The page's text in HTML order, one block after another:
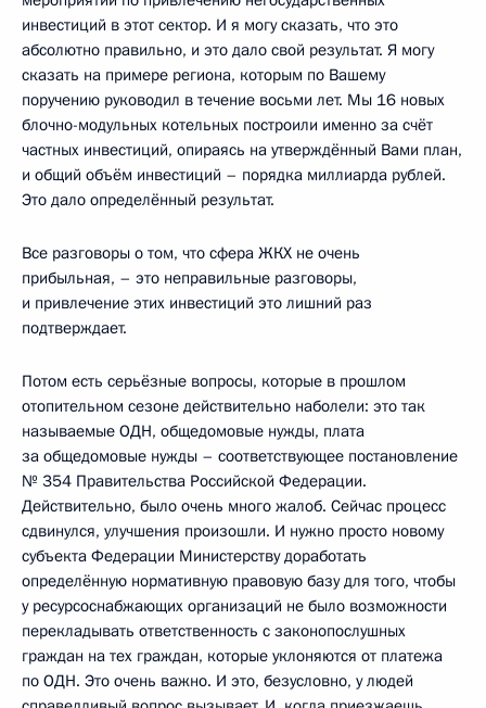
инвестиций в этот сектор. И я могу сказать, что это
абсолютно правильно, и это дало свой результат. Я могу
сказать на примере региона, которым по Вашему
поручению руководил в течение восьми лет. Мы 16 новых
блочно-модульных котельных построили именно за счёт
частных инвестиций, опираясь на утверждённый Вами план,
и общий объём инвестиций – порядка миллиарда рублей.
Это дало определённый результат.
Все разговоры о том, что сфера ЖКХ не очень
прибыльная, – это неправильные разговоры,
и привлечение этих инвестиций это лишний раз
подтверждает.
Потом есть серьёзные вопросы, которые в прошлом
отопительном сезоне действительно наболели: это так
называемые ОДН, общедомовые нужды, плата
за общедомовые нужды – соответствующее постановление
№ 354 Правительства Российской Федерации.
Действительно, было очень много жалоб. Сейчас процесс
сдвинулся, улучшения произошли. И нужно просто новому
субъекта Федерации Министерству доработать
определённую нормативную правовую базу для того, чтобы
у ресурсоснабжающих организаций не было возможности
перекладывать ответственность с законопослушных
граждан на тех граждан, которые уклоняются от платежа
по ОДН. Это очень важно. И это, безусловно, у людей